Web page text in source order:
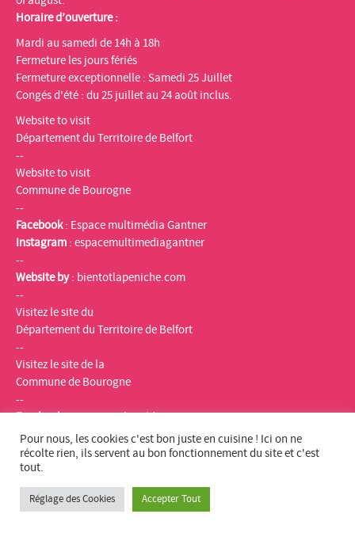
Horaire d’ouverture :
Mardi au samedi de 14h à 18h
Fermeture les jours fériés
Fermeture exceptionnelle : Samedi 25 Juillet
Congés d'été : du 25 juillet au 24 août inclus.
Website to visit
Département du Territoire de Belfort
--
Website to visit
Commune de Bourogne
--
Facebook: Espace multimédia Gantner
Instagram : espacemultimediagantner
--
Website by: bientotlapeniche.com
--
Visitez le site du
Département du Territoire de Belfort
--
Visitez le site de la
Commune de Bourogne
--
Facebook:Espace multimédia Gantner
Instagram: espacemultimediagantner
--
Website
--
Pour nous, les cookies c'est bon juste en cuisine ! Ici on ne
récolte rien, ils servent au bon fonctionnement du site et c'est
tout.
Réglage des Cookies Accepter Tout